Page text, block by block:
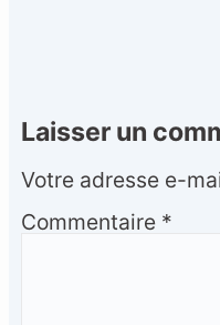
Laisser un
Votre adresse e-
Commentaire *